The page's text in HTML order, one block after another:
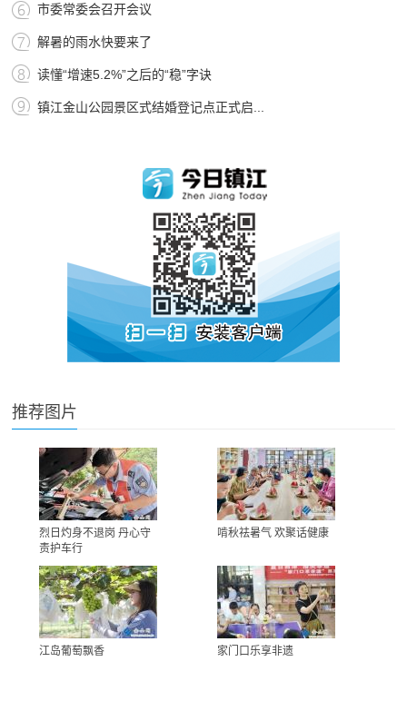
市委常委会召开会议
解暑的雨水快要来了
读懂“增速5.2%”之后的“稳”字诀
镇江金山公园景区式结婚登记点正式启...
推荐图片
烈日灼身不退岗 丹心守
责护车行
啃秋祛暑气 欢聚话健康
江岛葡萄飘香 家门口乐享非遗